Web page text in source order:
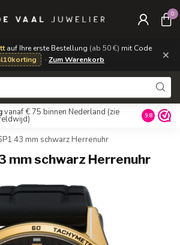
auf Ihre erste Bestellung (ab 50 €) mit Code
· Zum Warenkorb ×
0
vanaf € 75 binnen Nederland (zie 9.8
43 mm schwarz Herrenuhr
mm schwarz Herrenuhr